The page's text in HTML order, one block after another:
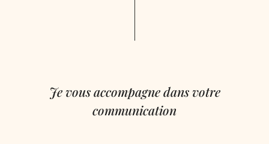
Je vous accompagne dans votre
communication